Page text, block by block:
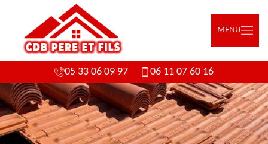
MENU
05 33 06 09 97 06 11 07 60 16